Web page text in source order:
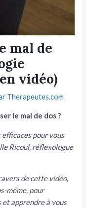
mal de
vidéo)
Therapeutes.com
le mal de dos ?
pour vous
Ricoul, réflexologue
de cette vidéo,
même, pour
apprendre à vous